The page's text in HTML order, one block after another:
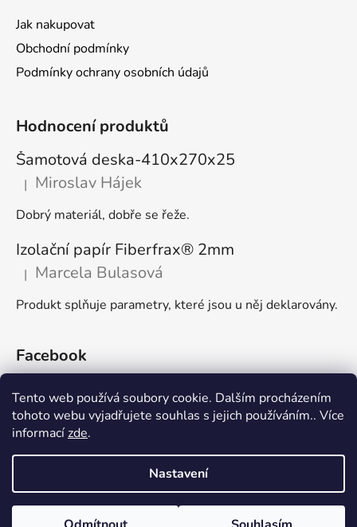
Tento web používá soubory cookie. Dalším procházením
tohoto webu vyjadřujete souhlas s jejich používáním.. Více
informacízde.
Nastavení
Jak nakupovat
Obchodní podmínky
Podmínky ochrany osobních údajů
Hodnocení produktů
Šamotová deska-410x270x25
Hodnocení produktu je 4 z 5 hvězdiček.
| Miroslav Hájek
Dobrý materiál, dobře se řeže.
Izolační papír Fiberfrax® 2mm
Hodnocení produktu je 5 z 5 hvězdiček.
| Marcela Bulasová
Produkt splňuje parametry, které jsou u něj deklarovány.
Facebook
🌏 Silike keramika s.r.o. 👍 FaceBook
Vytvořil Shoptet